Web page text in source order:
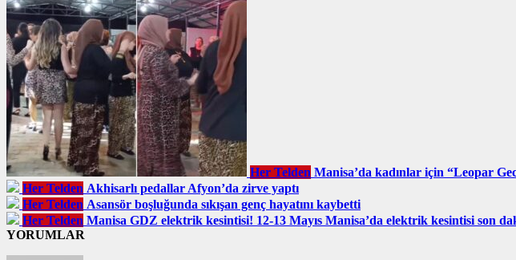
Her Telden Manisa’da kadınlar için “Leopar
Her Telden Akhisarlı pedallar Afyon’da zirve yaptı
Her Telden Asansör boşluğunda sıkışan genç hayatını kaybetti
Her Telden Manisa GDZ elektrik kesintisi! 12-13 Mayıs Manisa’da elektrik kesintisi son
YORUMLAR